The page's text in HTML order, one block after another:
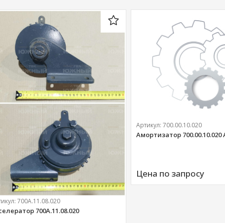
700А.11.08.020
700А.11.08.020
Артикул:700.00.10.020
Амортизатор
Цена по запросу